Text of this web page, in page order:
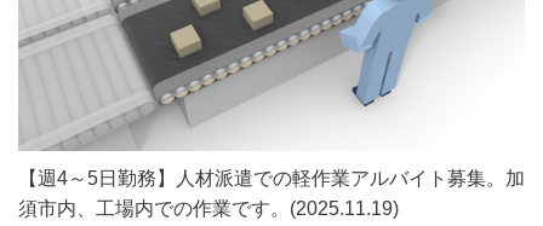
【週4～5日勤務】人材派遣での軽作業アルバイト募集。加
須市内、工場内での作業です。(2025.11.19)